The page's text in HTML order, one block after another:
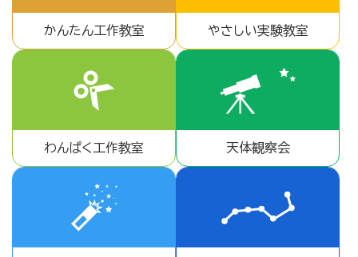
かんたん工作教室 やさしい実験教室
わんぱく工作教室 天体観察会